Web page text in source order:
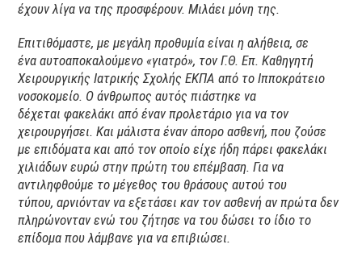
έχουν λίγα να της προσφέρουν. Μιλάει μόνη της.
Επιτιθόμαστε, με μεγάλη προθυμία είναι η αλήθεια, σε
ένα αυτοαποκαλούμενο «γιατρό», τον Γ.Θ. Επ. Καθηγητή
Χειρουργικής Ιατρικής Σχολής ΕΚΠΑ από το Ιπποκράτειο
νοσοκομείο. Ο άνθρωπος αυτός πιάστηκε να
δέχεται φακελάκι από έναν προλετάριο για να τον
χειρουργήσει. Και μάλιστα έναν άπορο ασθενή, που ζούσε
με επιδόματα και από τον οποίο είχε ήδη πάρει φακελάκι
χιλιάδων ευρώ στην πρώτη του επέμβαση. Για να
αντιληφθούμε το μέγεθος του θράσους αυτού του
τύπου, αρνιόνταν να εξετάσει καν τον ασθενή αν πρώτα δεν
πληρώνονταν ενώ του ζήτησε να του δώσει το ίδιο το
επίδομα που λάμβανε για να επιβιώσει.